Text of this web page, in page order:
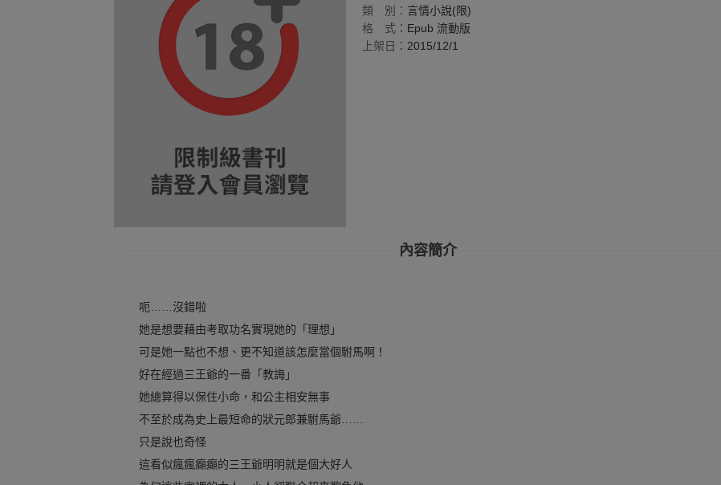
類
別： 言情小說(限)
格
式： Epub 流動版
上架日： 2015/12/1
內容簡介
呃……沒錯啦
她是想要藉由考取功名實現她的「理想」
可是她一點也不想、更不知道該怎麼當個駙馬啊！
好在經過三王爺的一番「教誨」
她總算得以保住小命，和公主相安無事
不至於成為史上最短命的狀元郎兼駙馬爺……
只是說也奇怪
這看似瘋瘋癲癲的三王爺明明就是個大好人